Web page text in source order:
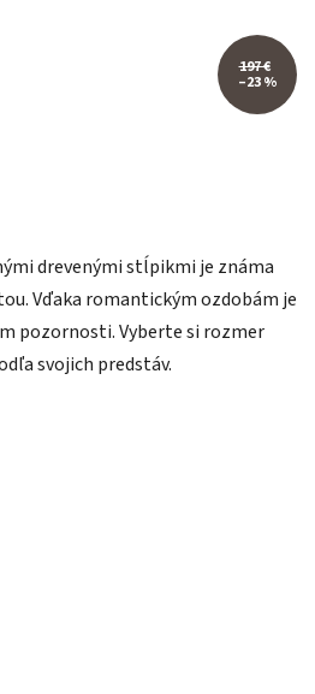
drevenými stĺpikmi je známa
Vďaka romantickým ozdobám je
pozornosti. Vyberte si rozmer
svojich predstáv.
197 €
–23 %